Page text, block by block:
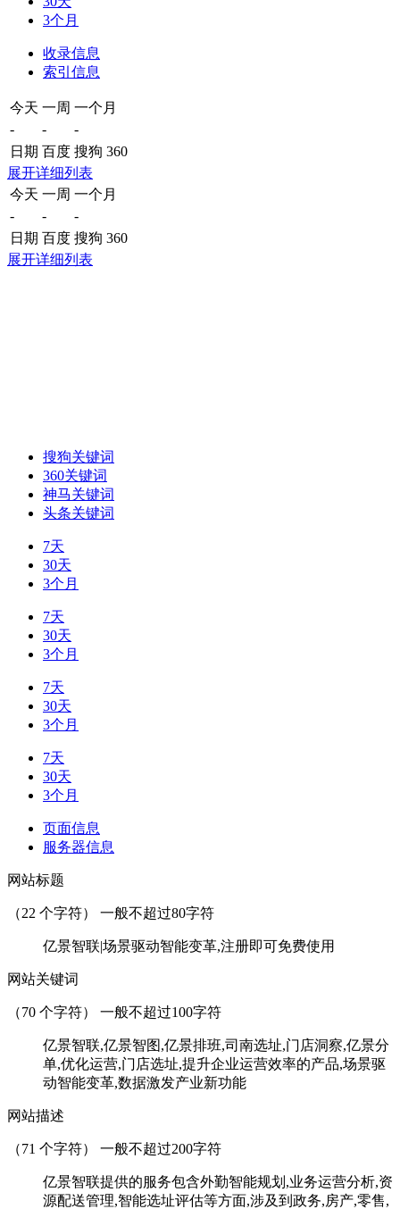
3个月
收录信息
索引信息
今天 一周 一个月
-
-
-
日期 百度 搜狗 360
展开详细列表
今天 一周 一个月
-
-
-
日期 百度 搜狗 360
展开详细列表
搜狗关键词
360关键词
神马关键词
头条关键词
7天
30天
3个月
7天
30天
3个月
7天
30天
3个月
7天
30天
3个月
页面信息
服务器信息
网站标题
（22 个字符） 一般不超过80字符
亿景智联|场景驱动智能变革,注册即可免费使用
网站关键词
（70 个字符） 一般不超过100字符
亿景智联,亿景智图,亿景排班,司南选址,门店洞察,亿景分
单,优化运营,门店选址,提升企业运营效率的产品,场景驱
动智能变革,数据激发产业新功能
网站描述
（71 个字符） 一般不超过200字符
亿景智联提供的服务包含外勤智能规划,业务运营分析,资
源配送管理,智能选址评估等方面,涉及到政务,房产,零售,